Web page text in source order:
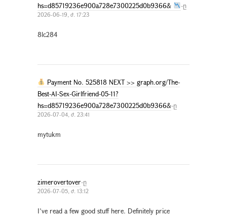
hs=d85719236e900a728e7300225d0b9366&
-ը
2026-06-19, ժ. 17:23
8lc284
Payment No. 525818 NEXT >> graph.org/The-
Best-AI-Sex-Girlfriend-05-11?
hs=d85719236e900a728e7300225d0b9366&-ը
2026-07-04, ժ. 23:41
mytukm
zimerovertover-ը
2026-07-05, ժ. 13:12
I’ve read a few good stuff here. Definitely price